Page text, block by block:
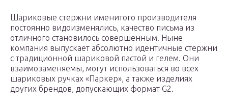
Шариковые стержни именитого производителя
постоянно видоизменялись, качество письма из
отличного становилось совершенным. Ныне
компания выпускает абсолютно идентичные стержни
с традиционной шариковой пастой и гелем. Они
взаимозаменяемы, могут использоваться во всех
шариковых ручках «Паркер», а также изделиях
других брендов, допускающих формат G2.